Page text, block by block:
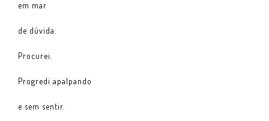
em mar
de dúvida.
Procurei.
Progredi apalpando
e sem sentir.